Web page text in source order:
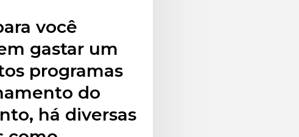
você
gastar um
programas
do
há diversas